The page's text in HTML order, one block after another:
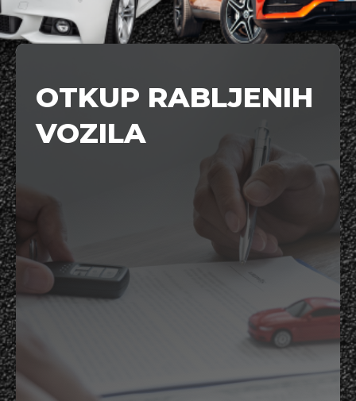
OTKUP RABLJENIH
VOZILA